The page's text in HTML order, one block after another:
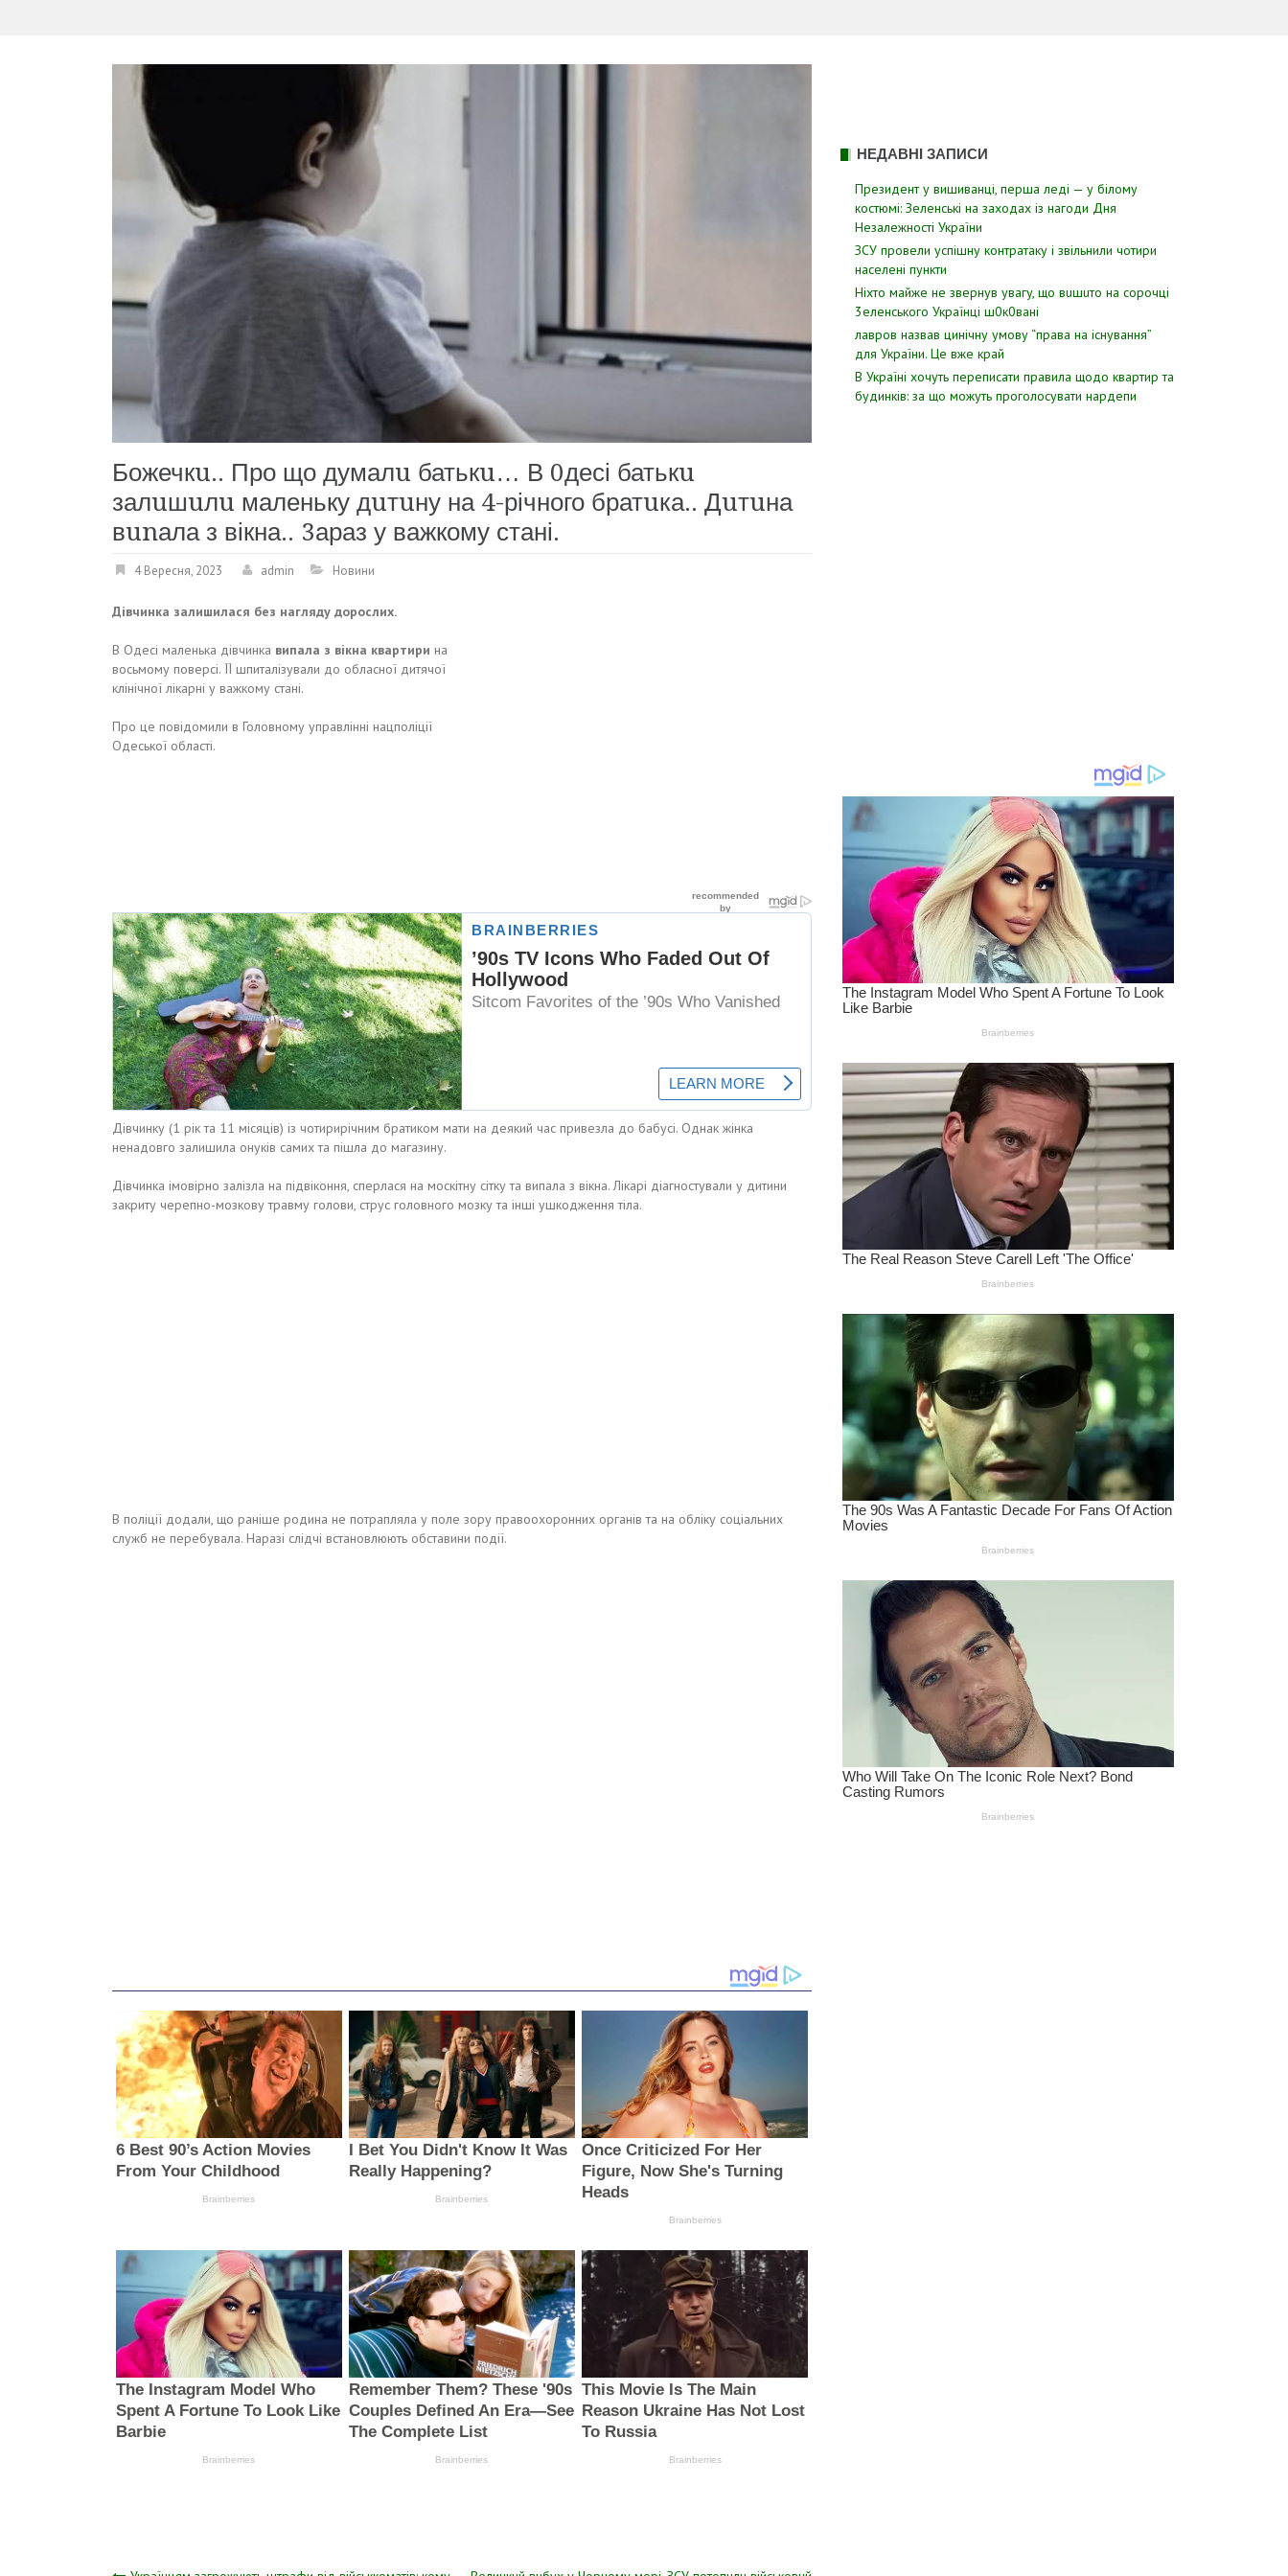
Божечкu.. Про що думалu батькu… В 0десі батькu
залuшuлu маленьку дuтuну на 4-річного братuка.. Дuтuна
вunала з вікна.. 3араз у важкому стані.
4 Вересня, 2023 admin Новини
Дівчинка залишилася без нагляду дорослих.
В Одесі маленька дівчинка випала з вікна квартири на
восьмому поверсі. ЇЇ шпиталізували до обласної дитячої
клінічної лікарні у важкому стані.
Про це повідомили в Головному управлінні нацполіції
Одеської області.
Дівчинку (1 рік та 11 місяців) із чотирирічним братиком мати на деякий час привезла до бабусі. Однак жінка
ненадовго залишила онуків самих та пішла до магазину.
Дівчинка імовірно залізла на підвіконня, сперлася на москітну сітку та випала з вікна. Лікарі діагностували у дитини
закриту черепно-мозкову травму голови, струс головного мозку та інші ушкодження тіла.
В поліції додали, що раніше родина не потрапляла у поле зору правоохоронних органів та на обліку соціальних
служб не перебувала. Наразі слідчі встановлюють обставини події.
НЕДАВНІ ЗАПИСИ
Президент у вишиванці, перша леді — у білому
костюмі: Зеленські на заходах із нагоди Дня
Незалежності України
ЗСУ пpовели уcпішну контратаку і звiльнили чотири
наcелені пyнкти
Hixтo мaйжe нe звepнyв yвaгy, щo вuшuтo нa copoчцi
3eлeнcькoгo Укpaїнцi ш0к0вaнi
лавров нaзвав цинiчну умoву “пpава на іcнування”
для Укpаїни. Цe вже кpай
В Україні хочуть переписати правила щодо квартир та
будинків: за що можуть проголосувати нардепи